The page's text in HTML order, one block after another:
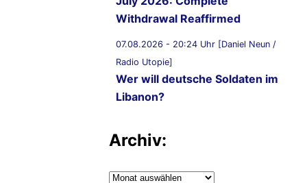
Withdrawal Reaffirmed
07.08.2026 - 20:24 Uhr [Daniel Neun /
Radio Utopie]
Wer will deutsche Soldaten im
Libanon?
Eye]
of countries that could send
Archiv:
Archiv: